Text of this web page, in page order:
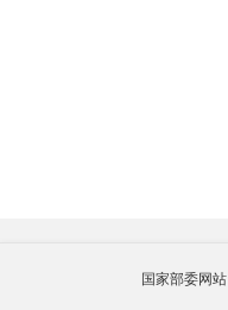
国家部委网站